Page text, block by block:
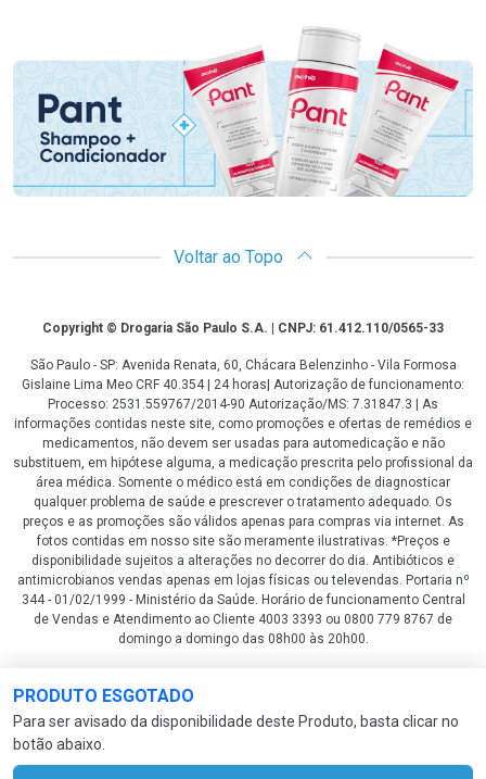
PRODUTO ESGOTADO
Para ser avisado da disponibilidade deste Produto, basta clicar no
botão abaixo.
Promoção em Destaque
Voltar ao Topo
CopyrightCopyright © Drogaria São Paulo S.A. | CNPJ: 61.412.110/0565-33
São Paulo - SP: Avenida Renata, 60, Chácara Belenzinho - Vila Formosa
Gislaine Lima Meo CRF 40.354 | 24 horas| Autorização de funcionamento:
Processo: 2531.559767/2014-90 Autorização/MS: 7.31847.3 | As
informações contidas neste site, como promoções e ofertas de remédios e
medicamentos, não devem ser usadas para automedicação e não
substituem, em hipótese alguma, a medicação prescrita pelo profissional da
área médica. Somente o médico está em condições de diagnosticar
qualquer problema de saúde e prescrever o tratamento adequado. Os
preços e as promoções são válidos apenas para compras via internet. As
fotos contidas em nosso site são meramente ilustrativas. *Preços e
disponibilidade sujeitos a alterações no decorrer do dia. Antibióticos e
antimicrobianos vendas apenas em lojas físicas ou televendas. Portaria nº
344 - 01/02/1999 - Ministério da Saúde. Horário de funcionamento Central
de Vendas e Atendimento ao Cliente 4003 3393 ou 0800 779 8767 de
domingo a domingo das 08h00 às 20h00.
LGPD Aceite os Cookies